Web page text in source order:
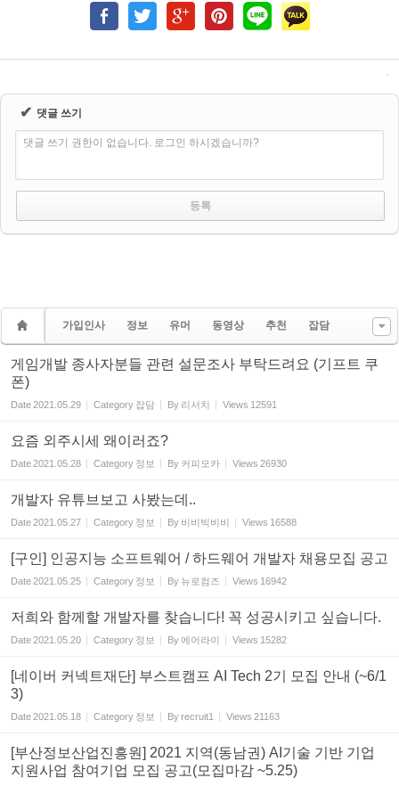
✔ 댓글 쓰기
댓글 쓰기 권한이 없습니다. 로그인 하시겠습니까?
가입인사 정보 유머 동영상 추천 잡담
게임개발 종사자분들 관련 설문조사 부탁드려요 (기프트 쿠
폰)
Date2021.05.29 Category 잡담 By 리서치 Views 12591
요즘 외주시세 왜이러죠?
Date2021.05.28 Category 정보 By 커피모카 Views 26930
개발자 유튜브보고 사봤는데..
Date2021.05.27 Category 정보 By 비비빅비비 Views 16588
[구인] 인공지능 소프트웨어 / 하드웨어 개발자 채용모집 공고
Date2021.05.25 Category 정보 By 뉴로컴즈 Views 16942
저희와 함께할 개발자를 찾습니다! 꼭 성공시키고 싶습니다.
Date2021.05.20 Category 정보 By에어라이 Views 15282
[네이버 커넥트재단] 부스트캠프 AI Tech 2기 모집 안내 (~6/1
3)
Date2021.05.18 Category 정보 Byrecruit1 Views 21163
[부산정보산업진흥원] 2021 지역(동남권) AI기술 기반 기업
지원사업 참여기업 모집 공고(모집마감 ~5.25)